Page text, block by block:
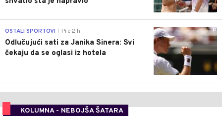
0
OSTALI SPORTOVI Pre 2 h
Odlučujući sati za Janika Sinera: Svi
čekaju da se oglasi iz hotela
KOLUMNA - NEBOJŠA ŠATARA